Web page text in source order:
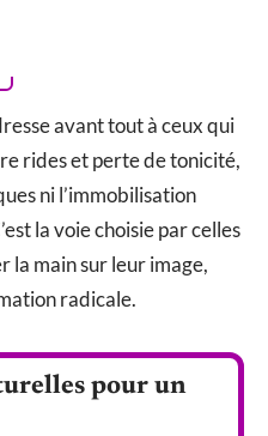
avant tout à ceux qui
rides et perte de tonicité,
ni l’immobilisation
la voie choisie par celles
la main sur leur image,
radicale.
pour un